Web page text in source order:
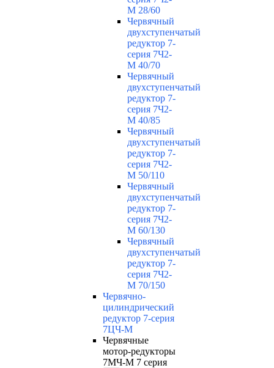
М 28/60
Червячный
двухступенчатый
редуктор 7-
серия 7Ч2-
М 40/70
Червячный
двухступенчатый
редуктор 7-
серия 7Ч2-
М 40/85
Червячный
двухступенчатый
редуктор 7-
серия 7Ч2-
М 50/110
Червячный
двухступенчатый
редуктор 7-
серия 7Ч2-
М 60/130
Червячный
двухступенчатый
редуктор 7-
серия 7Ч2-
М 70/150
Червячно-
цилиндрический
редуктор 7-серия
7ЦЧ-М
Червячные
мотор-редукторы
7МЧ-М 7 серия